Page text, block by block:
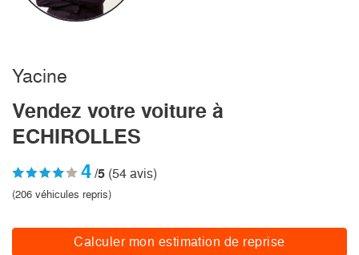
Yacine
Vendez votre voiture à
ECHIROLLES
4 /5 (54 avis)
(206 véhicules repris)
Calculer mon estimation de reprise